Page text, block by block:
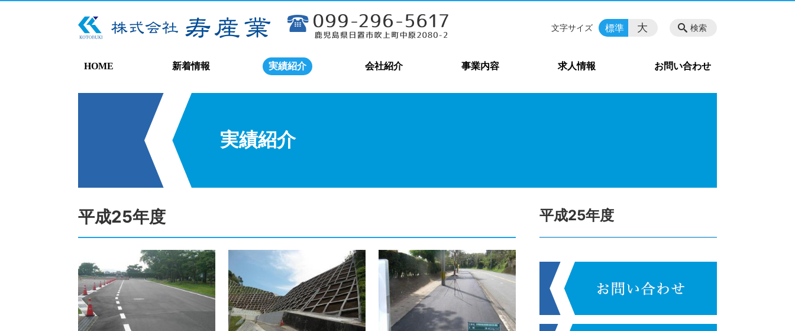
HOME 新着情報 実績紹介 会社紹介 事業内容 求人情報 お問い合わせ
検索
文字サイズ 標準 大
実績紹介
平成25年度 平成25年度